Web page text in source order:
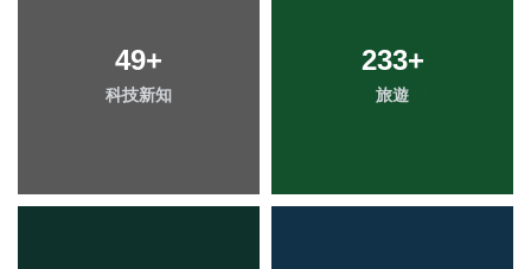
49+
科技新知
233+
旅遊